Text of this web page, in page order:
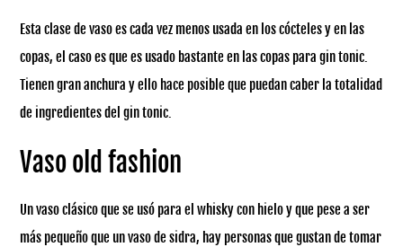
Esta clase de vaso es cada vez menos usada en los cócteles y en las
copas, el caso es que es usado bastante en las copas para gin tonic.
Tienen gran anchura y ello hace posible que puedan caber la totalidad
de ingredientes del gin tonic.
Vaso old fashion
Un vaso clásico que se usó para el whisky con hielo y que pese a ser
más pequeño que un vaso de sidra, hay personas que gustan de tomar